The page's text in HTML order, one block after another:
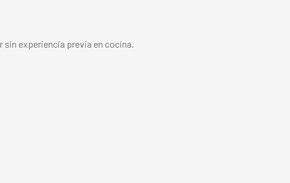
sin experiencia previa en cocina.